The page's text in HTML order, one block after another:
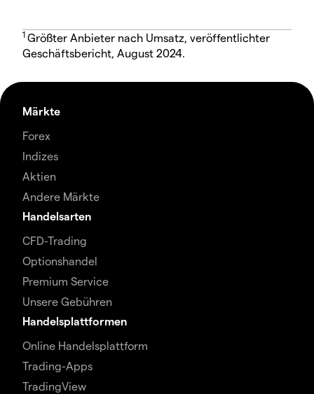
1 Größter Anbieter nach Umsatz, veröffentlichter
Geschäftsbericht, August 2024.
Märkte
Forex
Indizes
Aktien
Andere Märkte
Handelsarten
CFD-Trading
Optionshandel
Premium Service
Unsere Gebühren
Handelsplattformen
Online Handelsplattform
Trading-Apps
TradingView